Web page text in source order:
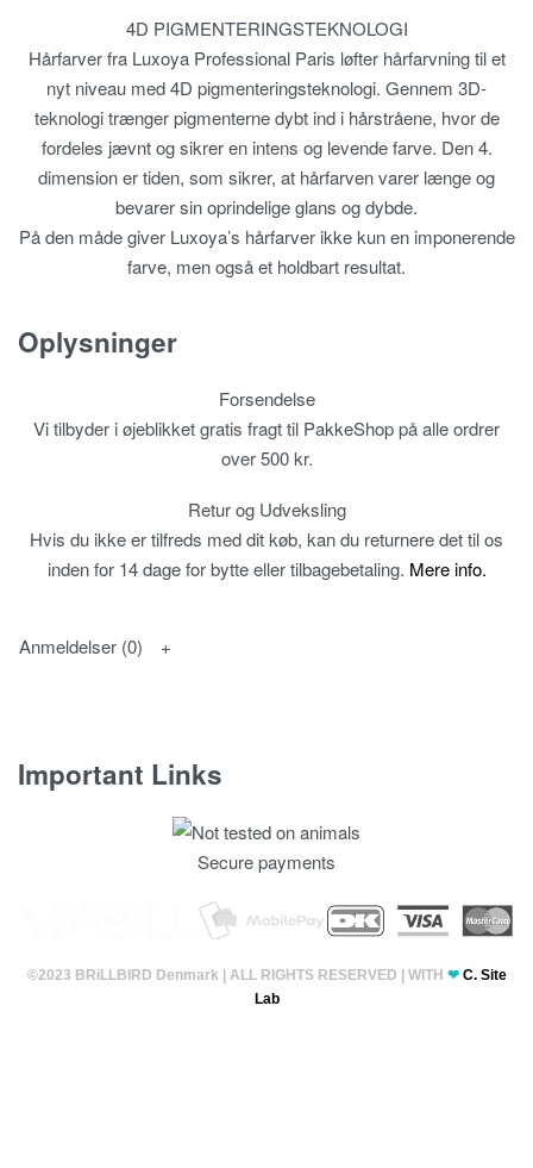
4D PIGMENTERINGSTEKNOLOGI
Hårfarver fra Luxoya Professional Paris løfter hårfarvning til et
nyt niveau med 4D pigmenteringsteknologi. Gennem 3D-
teknologi trænger pigmenterne dybt ind i hårstråene, hvor de
fordeles jævnt og sikrer en intens og levende farve. Den 4.
dimension er tiden, som sikrer, at hårfarven varer længe og
bevarer sin oprindelige glans og dybde.
På den måde giver Luxoya’s hårfarver ikke kun en imponerende
farve, men også et holdbart resultat.
Oplysninger
Forsendelse
Vi tilbyder i øjeblikket gratis fragt til PakkeShop på alle ordrer
over 500 kr.
Retur og Udveksling
Hvis du ikke er tilfreds med dit køb, kan du returnere det til os
inden for 14 dage for bytte eller tilbagebetaling. Mere info.
Anmeldelser (0)
Important Links
Secure payments
©2023 BRiLLBIRD Denmark | ALL RIGHTS RESERVED | WITH ❤ C. Site
Lab